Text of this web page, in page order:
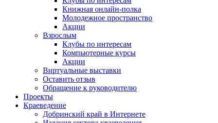
Книжная онлайн-полка
Молодежное пространство
Акции
Взрослым
Клубы по интересам
Компьютерные курсы
Акции
Виртуальные выставки
Оставить отзыв
Обращение к руководителю
Проекты
Краеведение
Добринский край в Интернете